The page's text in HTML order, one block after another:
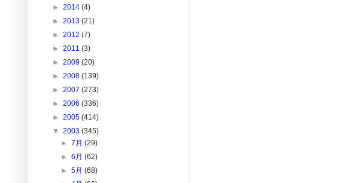
► 2014 (4)
► 2013 (21)
► 2012 (7)
► 2011 (3)
► 2009 (20)
► 2008 (139)
► 2007 (273)
► 2006 (336)
► 2005 (414)
▼ 2003 (345)
►7月(29)
►6月(62)
►5月(68)